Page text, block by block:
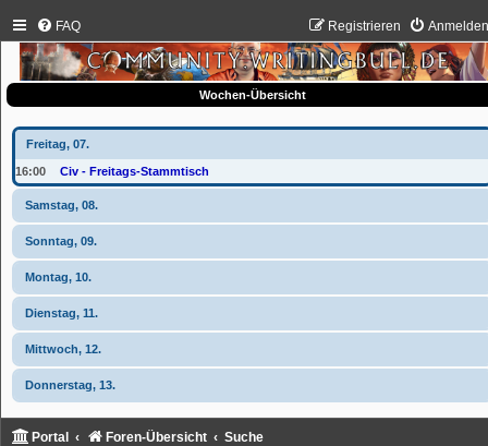
FAQ Registrieren
Wochen-Übersicht
Freitag, 07.
16:00 Civ - Freitags-Stammtisch
Samstag, 08.
Sonntag, 09.
Montag, 10.
Dienstag, 11.
Mittwoch, 12.
Donnerstag, 13.
Portal Foren-Übersicht Suche